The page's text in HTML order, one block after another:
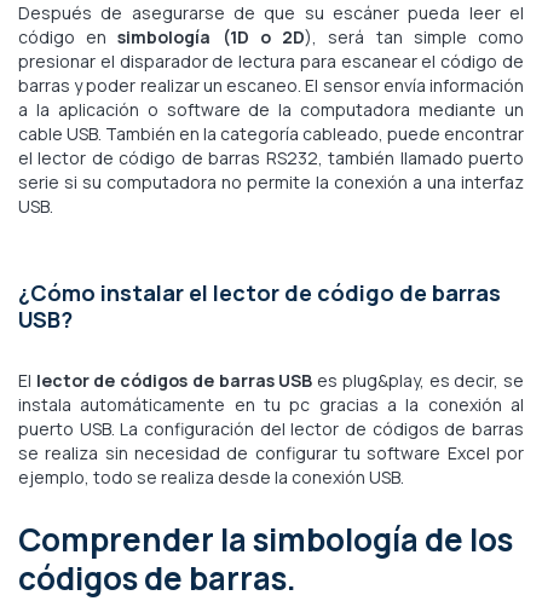
Después de asegurarse de que su escáner pueda leer el
código ensimbología (1D o 2D), será tan simple como
presionar el disparador de lectura para escanear el código de
barras y poder realizar un escaneo. El sensor envía información
a la aplicación o software de la computadora mediante un
cable USB. También en la categoría cableado, puede encontrar
el lector de código de barras RS232, también llamado puerto
serie si su computadora no permite la conexión a una interfaz
USB.
¿Cómo instalar el lector de código de barras
USB?
El lector de códigos de barras USB es plug&play, es decir, se
instala automáticamente en tu pc gracias a la conexión al
puerto USB. La configuración del lector de códigos de barras
se realiza sin necesidad de configurar tu software Excel por
ejemplo, todo se realiza desde la conexión USB.
Comprender la simbología de los
códigos de barras.